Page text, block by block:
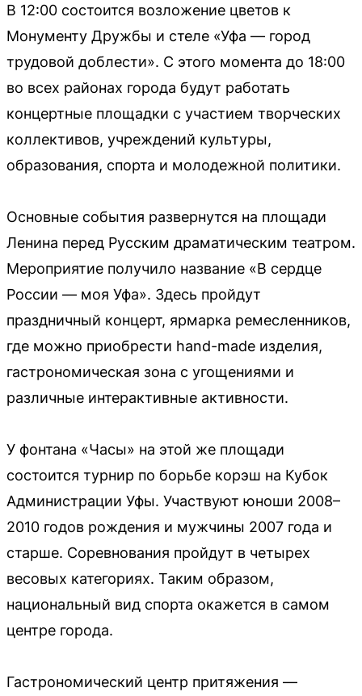
В 12:00 состоится возложение цветов к
Монументу Дружбы и стеле «Уфа — город
трудовой доблести». С этого момента до 18:00
во всех районах города будут работать
концертные площадки с участием творческих
коллективов, учреждений культуры,
образования, спорта и молодежной политики.
Основные события развернутся на площади
Ленина перед Русским драматическим театром.
Мероприятие получило название «В сердце
России — моя Уфа». Здесь пройдут
праздничный концерт, ярмарка ремесленников,
где можно приобрести hand-made изделия,
гастрономическая зона с угощениями и
различные интерактивные активности.
У фонтана «Часы» на этой же площади
состоится турнир по борьбе корэш на Кубок
Администрации Уфы. Участвуют юноши 2008–
2010 годов рождения и мужчины 2007 года и
старше. Соревнования пройдут в четырех
весовых категориях. Таким образом,
национальный вид спорта окажется в самом
центре города.
Гастрономический центр притяжения —